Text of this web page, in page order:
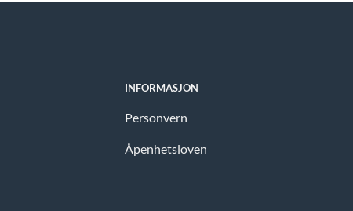
INFORMASJON
Personvern
Åpenhetsloven